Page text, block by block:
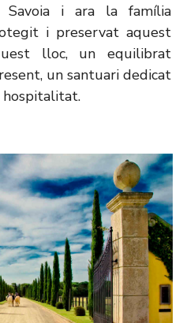
i ara la família
i preservat aquest
lloc, un equilibrat
un santuari dedicat